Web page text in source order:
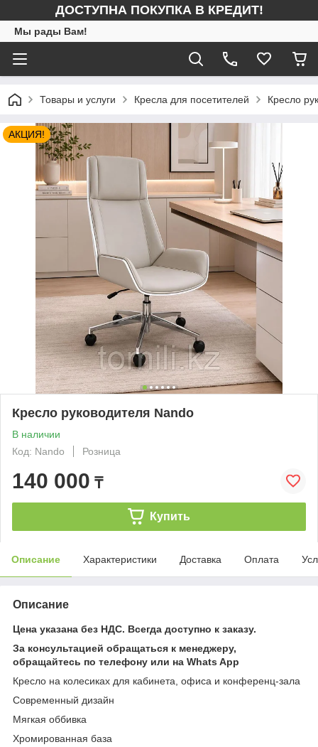
ДОСТУПНА ПОКУПКА В КРЕДИТ!
Мы рады Вам!
Товары и услуги Кресла для посетителей Кресло
АКЦИЯ!
Кресло руководителя Nando
В наличии
Код: Nando
Розница
140 000 ₸
Купить
Описание Характеристики Доставка Оплата
Описание
Цена указана без НДС. Всегда доступно к заказу.
За консультацией обращаться к менеджеру,
обращайтесь по телефону или на Whats App
Кресло на колесиках для кабинета, офиса и конференц-зала
Современный дизайн
Мягкая оббивка
Хромированная база